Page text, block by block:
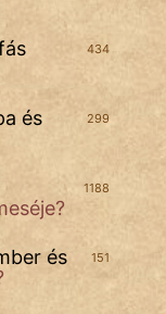
434
299
és
1188
151
és